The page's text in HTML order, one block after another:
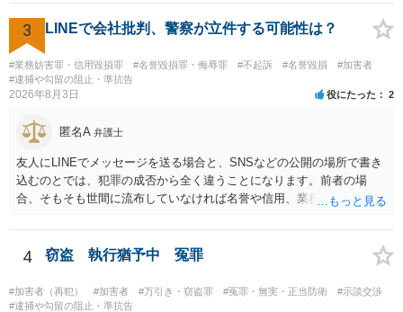
たり →やはり痴漢として疑われているのでは。 そもそも痴漢をやって
ないのであれば、何も疑われる筋合いは無いわけですし狼狽える必要
はないですね。
3 LINEで会社批判、警察が立件する可能性は？
#業務妨害罪・信用毀損罪 #名誉毀損罪・侮辱罪 #不起訴 #名誉毀損
#加害者
#逮捕や勾留の阻止・準抗告
2026年8月3日 役にたった 2
匿名A 弁護士
友人にLINEでメッセージを送る場合と、SNSなどの公開の場所で書き
込むのとでは、犯罪の成否から全く違うことになります。前者の場
合、そもそも世間に流布していなければ名誉や信用、業務にかかる犯
4 窃盗 執行猶予中 冤罪
#加害者（再犯） #加害者 #万引き・窃盗罪 #冤罪・無実・正当防衛
#示談交渉
#逮捕や勾留の阻止・準抗告